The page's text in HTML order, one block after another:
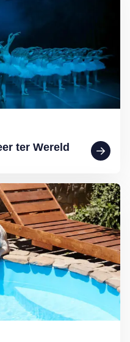
ter Wereld
begonnen: waarom voedsel